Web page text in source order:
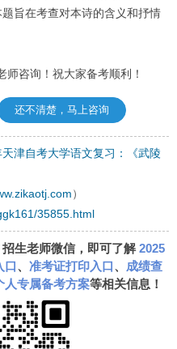
在考查对本诗的含义和抒情
咨询！祝大家备考顺利！
还不清楚，马上咨询
津自考大学语文复习：《武陵
）
35855.html
招生老师微信，即可了解2025
口、 准考证打印入口、 成绩查
人专属备考方案等相关信息！